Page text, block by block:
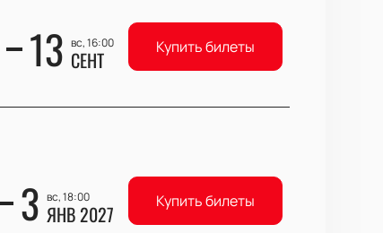
13 вс, 16:00
СЕНТ Купить билеты
3 вс, 18:00
ЯНВ 2027 Купить билеты